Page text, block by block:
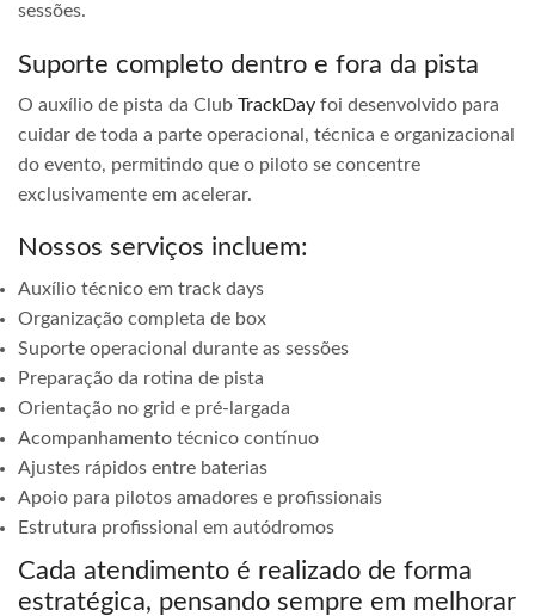
sessões.
Suporte completo dentro e fora da pista
O auxílio de pista da Club TrackDay foi desenvolvido para
cuidar de toda a parte operacional, técnica e organizacional
do evento, permitindo que o piloto se concentre
exclusivamente em acelerar.
Nossos serviços incluem:
Auxílio técnico em track days
Organização completa de box
Suporte operacional durante as sessões
Preparação da rotina de pista
Orientação no grid e pré-largada
Acompanhamento técnico contínuo
Ajustes rápidos entre baterias
Apoio para pilotos amadores e profissionais
Estrutura profissional em autódromos
Cada atendimento é realizado de forma
estratégica, pensando sempre em melhorar